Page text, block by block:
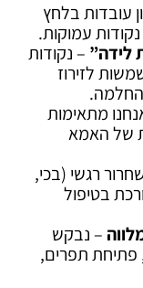
עובדות בלחץ
עמוקות.
לידה” – נקודות
ובלאדר 60 שמשמשות לזירוז
מתאימות
של האמא
רגשי (בכי,
בטיפול
– נבקש
פתיחת תפרים,